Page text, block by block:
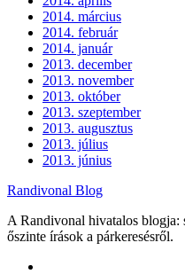
2014. március
2014. február
2014. január
2013. december
2013. november
2013. október
2013. szeptember
2013. augusztus
2013. július
2013. június
Randivonal Blog
A Randivonal hivatalos blogja:
őszinte írások a párkeresésről.